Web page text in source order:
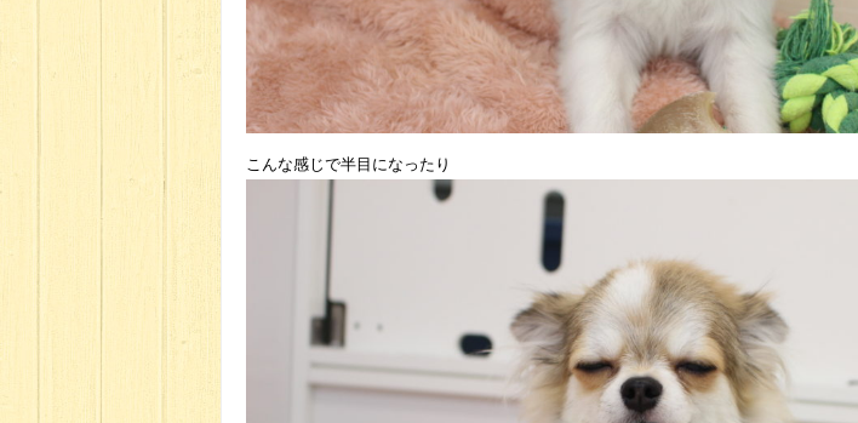
こんな感じで半目になったり